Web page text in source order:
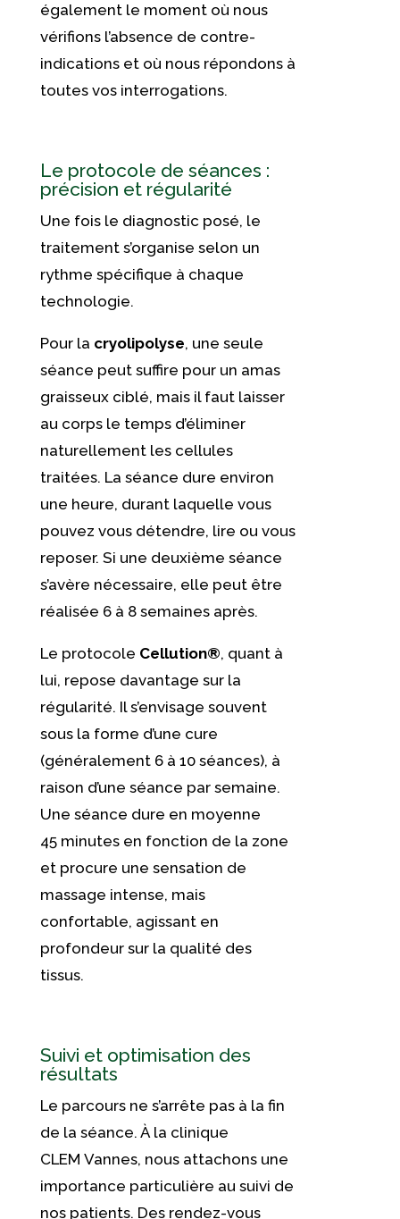
également le moment où nous
vérifions l’absence de contre-
indications et où nous répondons à
toutes vos interrogations.
Le protocole de séances :
précision et régularité
Une fois le diagnostic posé, le
traitement s’organise selon un
rythme spécifique à chaque
technologie.
Pour la cryolipolyse, une seule
séance peut suffire pour un amas
graisseux ciblé, mais il faut laisser
au corps le temps d’éliminer
naturellement les cellules
traitées. La séance dure environ
une heure, durant laquelle vous
pouvez vous détendre, lire ou vous
reposer. Si une deuxième séance
s’avère nécessaire, elle peut être
réalisée 6 à 8 semaines après.
Le protocole Cellution®, quant à
lui, repose davantage sur la
régularité. Il s’envisage souvent
sous la forme d’une cure
(généralement 6 à 10 séances), à
raison d’une séance par semaine.
Une séance dure en moyenne
45 minutes en fonction de la zone
et procure une sensation de
massage intense, mais
confortable, agissant en
profondeur sur la qualité des
tissus.
Suivi et optimisation des
résultats
Le parcours ne s’arrête pas à la fin
de la séance. À la clinique
CLEM Vannes, nous attachons une
importance particulière au suivi de
nos patients. Des rendez-vous